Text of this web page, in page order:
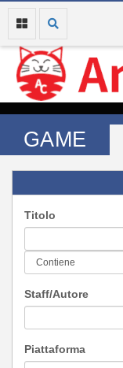
GAME
Titolo
Staff/Autore
Piattaforma